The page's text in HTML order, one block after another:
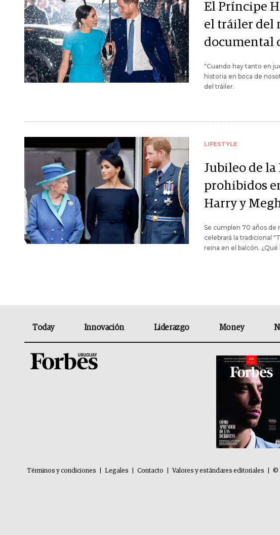
El Príncipe
el tráiler del
documental
"Cuando hay tanto en
historia en boca de
del tráiler.
LIFESTYLE
Jubileo de la
prohibidos
Harry y
Se cumplen 70 años de
celebrará la tradicional
reina en el balcón.
Today Innovación Liderazgo Money
Términos y condiciones Legales Contacto Valores y estándares editoriales ©